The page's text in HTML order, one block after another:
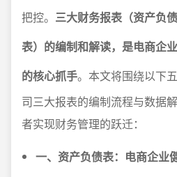
把控。 三大财务报表（资产负
表）的编制和解读，是电商企
的核心抓手。本文将围绕以下
司三大报表的编制流程与数据
者实现财务管理的跃迁：
一、资产负债表：电商企业